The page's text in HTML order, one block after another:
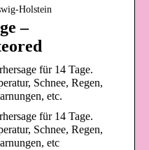
Holstein
–
für 14 Tage.
Schnee, Regen,
etc.
für 14 Tage.
Schnee, Regen,
etc